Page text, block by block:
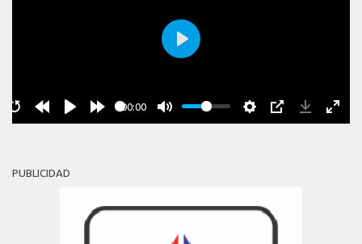
00:00
Play
PUBLICIDAD